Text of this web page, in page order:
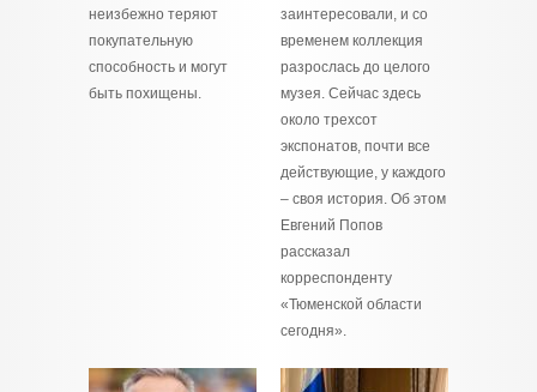
неизбежно теряют
покупательную
способность и могут
быть похищены.
заинтересовали, и со
временем коллекция
разрослась до целого
музея. Сейчас здесь
около трехсот
экспонатов, почти все
действующие, у каждого
– своя история. Об этом
Евгений Попов
рассказал
корреспонденту
«Тюменской области
сегодня».